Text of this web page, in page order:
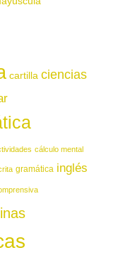
cartilla ciencias
cálculo mental
gramática inglés